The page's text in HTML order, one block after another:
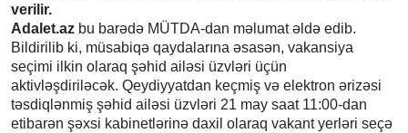
verilir.
Adalet.az bu barədə MÜTDA-dan məlumat əldə edib.
Bildirilib ki, müsabiqə qaydalarına əsasən, vakansiya
seçimi ilkin olaraq şəhid ailəsi üzvləri üçün
aktivləşdiriləcək. Qeydiyyatdan keçmiş və elektron ərizəsi
təsdiqlənmiş şəhid ailəsi üzvləri 21 may saat 11:00-dan
etibarən şəxsi kabinetlərinə daxil olaraq vakant yerləri seçə